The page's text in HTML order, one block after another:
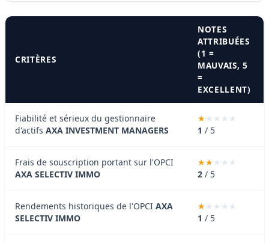
CRITÈRES
NOTES
ATTRIBUÉES
(1 =
MAUVAIS, 5
=
EXCELLENT)
Fiabilité et sérieux du gestionnaire
d'actifs AXA INVESTMENT MANAGERS 1 / 5
Frais de souscription portant sur l'OPCI
AXA SELECTIV IMMO
2 / 5
Rendements historiques de l'OPCI AXA
SELECTIV IMMO
1 / 5